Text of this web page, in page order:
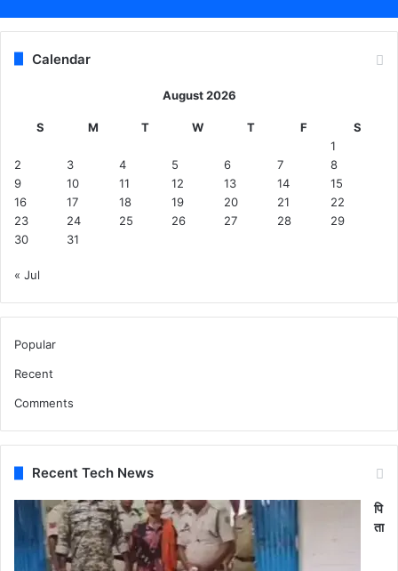
Calendar
August 2026
S M T W T F
S
1
2
3 4 5 6 7
8
9
10 11 12 13 14
15
16
17 18 19 20 21
22
23
24 25 26 27 28
29
30
31
« Jul
Popular
Recent
Comments
Recent Tech News
पि
ता